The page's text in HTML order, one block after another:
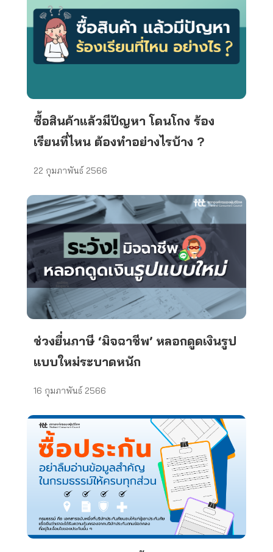
ซื้อสินค้าแล้วมีปัญหา โดนโกง ร้อง
เรียนที่ไหน ต้องทำอย่างไรบ้าง ?
22 กุมภาพันธ์ 2566
ช่วงยื่นภาษี ‘มิจฉาชีพ’ หลอกดูดเงินรูป
แบบใหม่ระบาดหนัก
16 กุมภาพันธ์ 2566